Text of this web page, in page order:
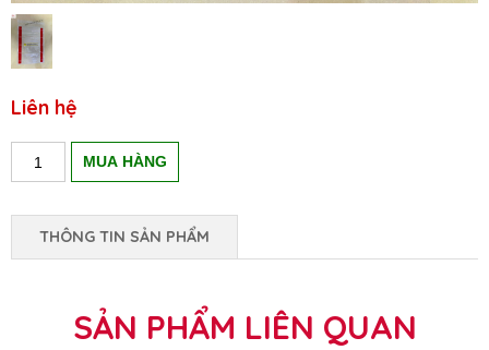
Liên hệ
THÔNG TIN SẢN PHẨM
SẢN PHẨM LIÊN QUAN